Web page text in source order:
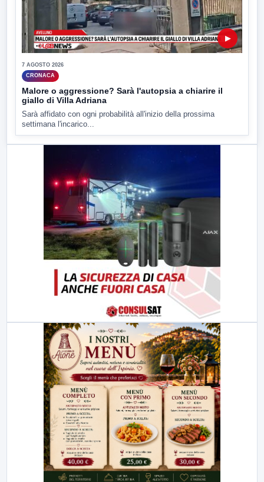
▶
7 AGOSTO 2026
CRONACA
Malore o aggressione? Sarà l'autopsia a chiarire il
giallo di Villa Adriana
Sarà affidato con ogni probabilità all'inizio della prossima
settimana l'incarico...